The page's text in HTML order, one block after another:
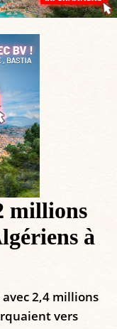
millions
à
2,4 millions
vers